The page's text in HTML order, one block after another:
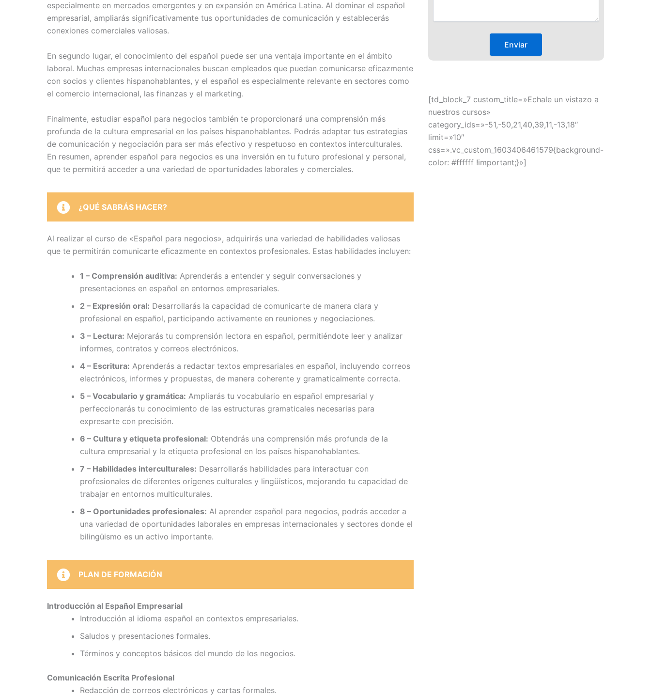
especialmente en mercados emergentes y en expansión en América Latina. Al dominar el español
empresarial, ampliarás significativamente tus oportunidades de comunicación y establecerás
conexiones comerciales valiosas.
En segundo lugar, el conocimiento del español puede ser una ventaja importante en el ámbito
laboral. Muchas empresas internacionales buscan empleados que puedan comunicarse eficazmente
con socios y clientes hispanohablantes, y el español es especialmente relevante en sectores como
el comercio internacional, las finanzas y el marketing.
Finalmente, estudiar español para negocios también te proporcionará una comprensión más
profunda de la cultura empresarial en los países hispanohablantes. Podrás adaptar tus estrategias
de comunicación y negociación para ser más efectivo y respetuoso en contextos interculturales.
En resumen, aprender español para negocios es una inversión en tu futuro profesional y personal,
que te permitirá acceder a una variedad de oportunidades laborales y comerciales.
¿QUÉ SABRÁS HACER?
Al realizar el curso de «Español para negocios», adquirirás una variedad de habilidades valiosas
que te permitirán comunicarte eficazmente en contextos profesionales. Estas habilidades incluyen:
1 – Comprensión auditiva: Aprenderás a entender y seguir conversaciones y
presentaciones en español en entornos empresariales.
2 – Expresión oral: Desarrollarás la capacidad de comunicarte de manera clara y
profesional en español, participando activamente en reuniones y negociaciones.
3 – Lectura: Mejorarás tu comprensión lectora en español, permitiéndote leer y analizar
informes, contratos y correos electrónicos.
4 – Escritura: Aprenderás a redactar textos empresariales en español, incluyendo correos
electrónicos, informes y propuestas, de manera coherente y gramaticalmente correcta.
5 – Vocabulario y gramática: Ampliarás tu vocabulario en español empresarial y
perfeccionarás tu conocimiento de las estructuras gramaticales necesarias para
expresarte con precisión.
6 – Cultura y etiqueta profesional: Obtendrás una comprensión más profunda de la
cultura empresarial y la etiqueta profesional en los países hispanohablantes.
7 – Habilidades interculturales: Desarrollarás habilidades para interactuar con
profesionales de diferentes orígenes culturales y lingüísticos, mejorando tu capacidad de
trabajar en entornos multiculturales.
8 – Oportunidades profesionales: Al aprender español para negocios, podrás acceder a
una variedad de oportunidades laborales en empresas internacionales y sectores donde el
bilingüismo es un activo importante.
PLAN DE FORMACIÓN
Introducción al Español Empresarial
Introducción al idioma español en contextos empresariales.
Saludos y presentaciones formales.
Términos y conceptos básicos del mundo de los negocios.
Comunicación Escrita Profesional
Redacción de correos electrónicos y cartas formales.
[td_block_7 custom_title=»Echale un vistazo a
nuestros cursos»
category_ids=»-51,-50,21,40,39,11,-13,18″
limit=»10″
css=».vc_custom_1603406461579{background-
color: #ffffff !important;}»]